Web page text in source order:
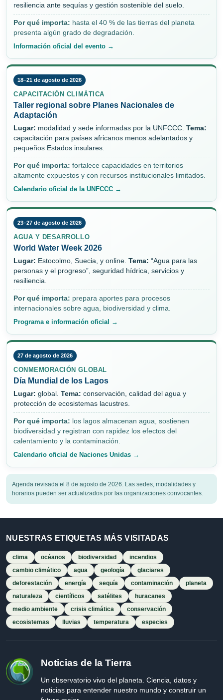
resiliencia ante sequías y gestión sostenible del suelo.
Por qué importa: hasta el 40 % de las tierras del planeta
presenta algún grado de degradación.
Información oficial del evento →
18–21 de agosto de 2026
CAPACITACIÓN CLIMÁTICA
Taller regional sobre Planes Nacionales de
Adaptación
Lugar: modalidad y sede informadas por la UNFCCC. Tema:
capacitación para países africanos menos adelantados y
pequeños Estados insulares.
Por qué importa: fortalece capacidades en territorios
altamente expuestos y con recursos institucionales limitados.
Calendario oficial de la UNFCCC →
23–27 de agosto de 2026
AGUA Y DESARROLLO
World Water Week 2026
Lugar: Estocolmo, Suecia, y online. Tema: “Agua para las
personas y el progreso”, seguridad hídrica, servicios y
resiliencia.
Por qué importa: prepara aportes para procesos
internacionales sobre agua, biodiversidad y clima.
Programa e información oficial →
27 de agosto de 2026
CONMEMORACIÓN GLOBAL
Día Mundial de los Lagos
Lugar: global. Tema: conservación, calidad del agua y
protección de ecosistemas lacustres.
Por qué importa: los lagos almacenan agua, sostienen
biodiversidad y registran con rapidez los efectos del
calentamiento y la contaminación.
Calendario oficial de Naciones Unidas →
Agenda revisada el 8 de agosto de 2026. Las sedes, modalidades y
horarios pueden ser actualizados por las organizaciones convocantes.
NUESTRAS ETIQUETAS MÁS VISITADAS
clima océanos biodiversidad
incendios
cambio climático
agua geología
glaciares
deforestación
energía sequía contaminación
planeta
naturaleza
científicos satélites
huracanes
medio ambiente
crisis climática
conservación
ecosistemas
lluvias temperatura especies
Noticias de la Tierra
Un observatorio vivo del planeta. Ciencia, datos y
noticias para entender nuestro mundo y construir un